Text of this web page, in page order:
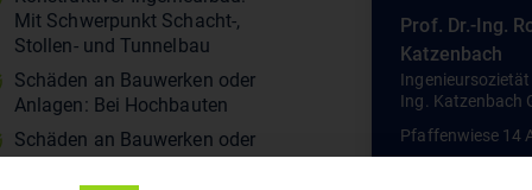
Mit Schwerpunkt Schacht-,
Stollen- und Tunnelbau
Schäden an Bauwerken oder
Anlagen: Bei Hochbauten
Schäden an Bauwerken oder
Anlagen: Bei
Prof. Dr.-Ing.
Katzenbach
Ingenieursozietät
Ing. Katzenbach
Pfaffenwiese 14